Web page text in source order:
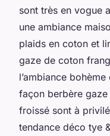
sont très en vogue
une ambiance
plaids en coton et
gaze de coton
l’ambiance
façon berbère
froissé sont à
tendance déco tye